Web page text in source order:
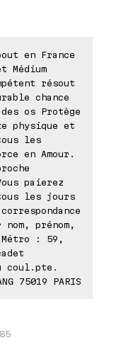
en France
Médium
résout
chance
os Protège
physique et
les
en Amour.
paierez
les jours
prénom,
: 59,
coul.pte.
75019 PARIS